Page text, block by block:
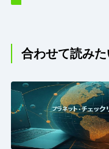
合わせて読みた